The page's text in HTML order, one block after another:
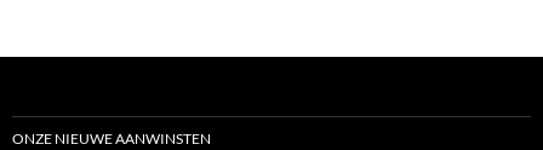
ONZE NIEUWE AANWINSTEN